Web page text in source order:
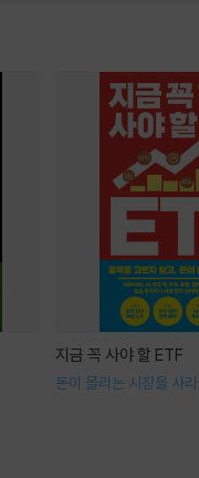
지금 꼭 사야 할 ETF
돈이 몰리는 시장을 사라